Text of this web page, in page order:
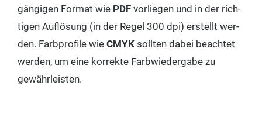
gän­gi­gen For­mat wie PDF vor­lie­gen und in der rich­
ti­gen Auf­lö­sung (in der Regel 300 dpi) erstellt wer­
den. Farb­pro­fi­le wie CMYK soll­ten dabei beach­tet
wer­den, um eine kor­rek­te Farb­wie­der­ga­be zu
gewährleisten.